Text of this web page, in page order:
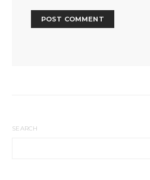
SEARCH